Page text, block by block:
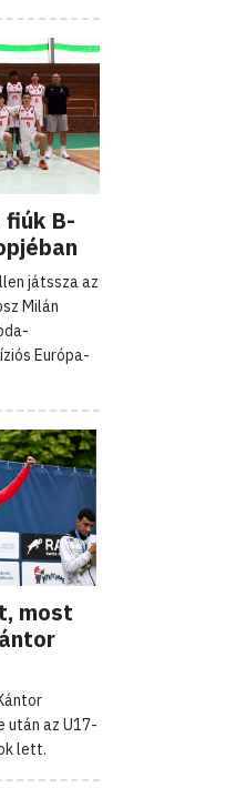
fiúk B-
játssza az
Milán
Európa-
most
után az U17-
lett.